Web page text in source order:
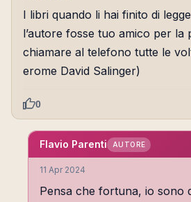
I libri quando li hai finito di
l’autore fosse tuo amico per la
chiamare al telefono tutte le
erome David Salinger)
0
Flavio Parenti AUTORE
11 Apr 2024
Pensa che fortuna, io sono